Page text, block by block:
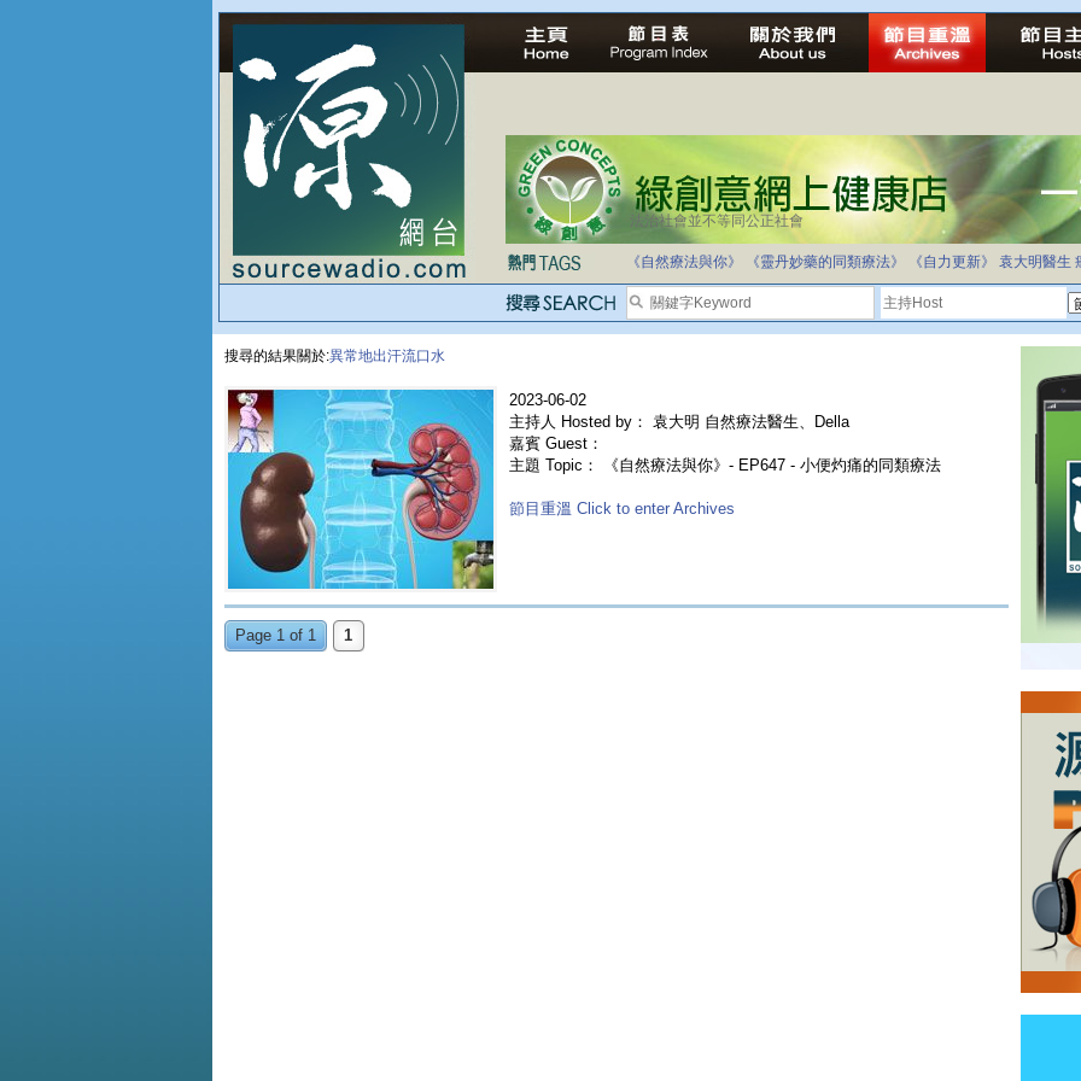
法治社會並不等同公正社會
《自然療法與你》 《靈丹妙藥的同類療法》 《自力更新》 袁大明醫生
搜尋的結果關於:異常地出汗流口水
2023-06-02
主持人 Hosted by： 袁大明 自然療法醫生、Della
嘉賓 Guest：
主題 Topic： 《自然療法與你》- EP647 - 小便灼痛的同類療法
節目重溫 Click to enter Archives
Page 1 of 1 1